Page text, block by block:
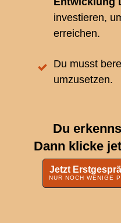
investieren,
erreichen.
Du musst
umzusetzen.
Du
Dann klicke
Jetzt
NUR NOCH WENIGE